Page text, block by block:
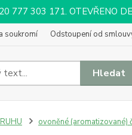
777 303 171. OTEVŘENO
soukromí Odstoupení od
Hledat
ovoněné (aromatizované)